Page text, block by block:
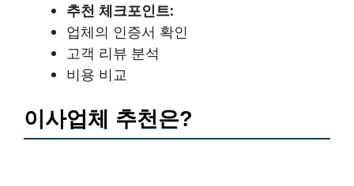
추천 체크포인트:
업체의 인증서 확인
고객 리뷰 분석
비용 비교
이사업체 추천은?